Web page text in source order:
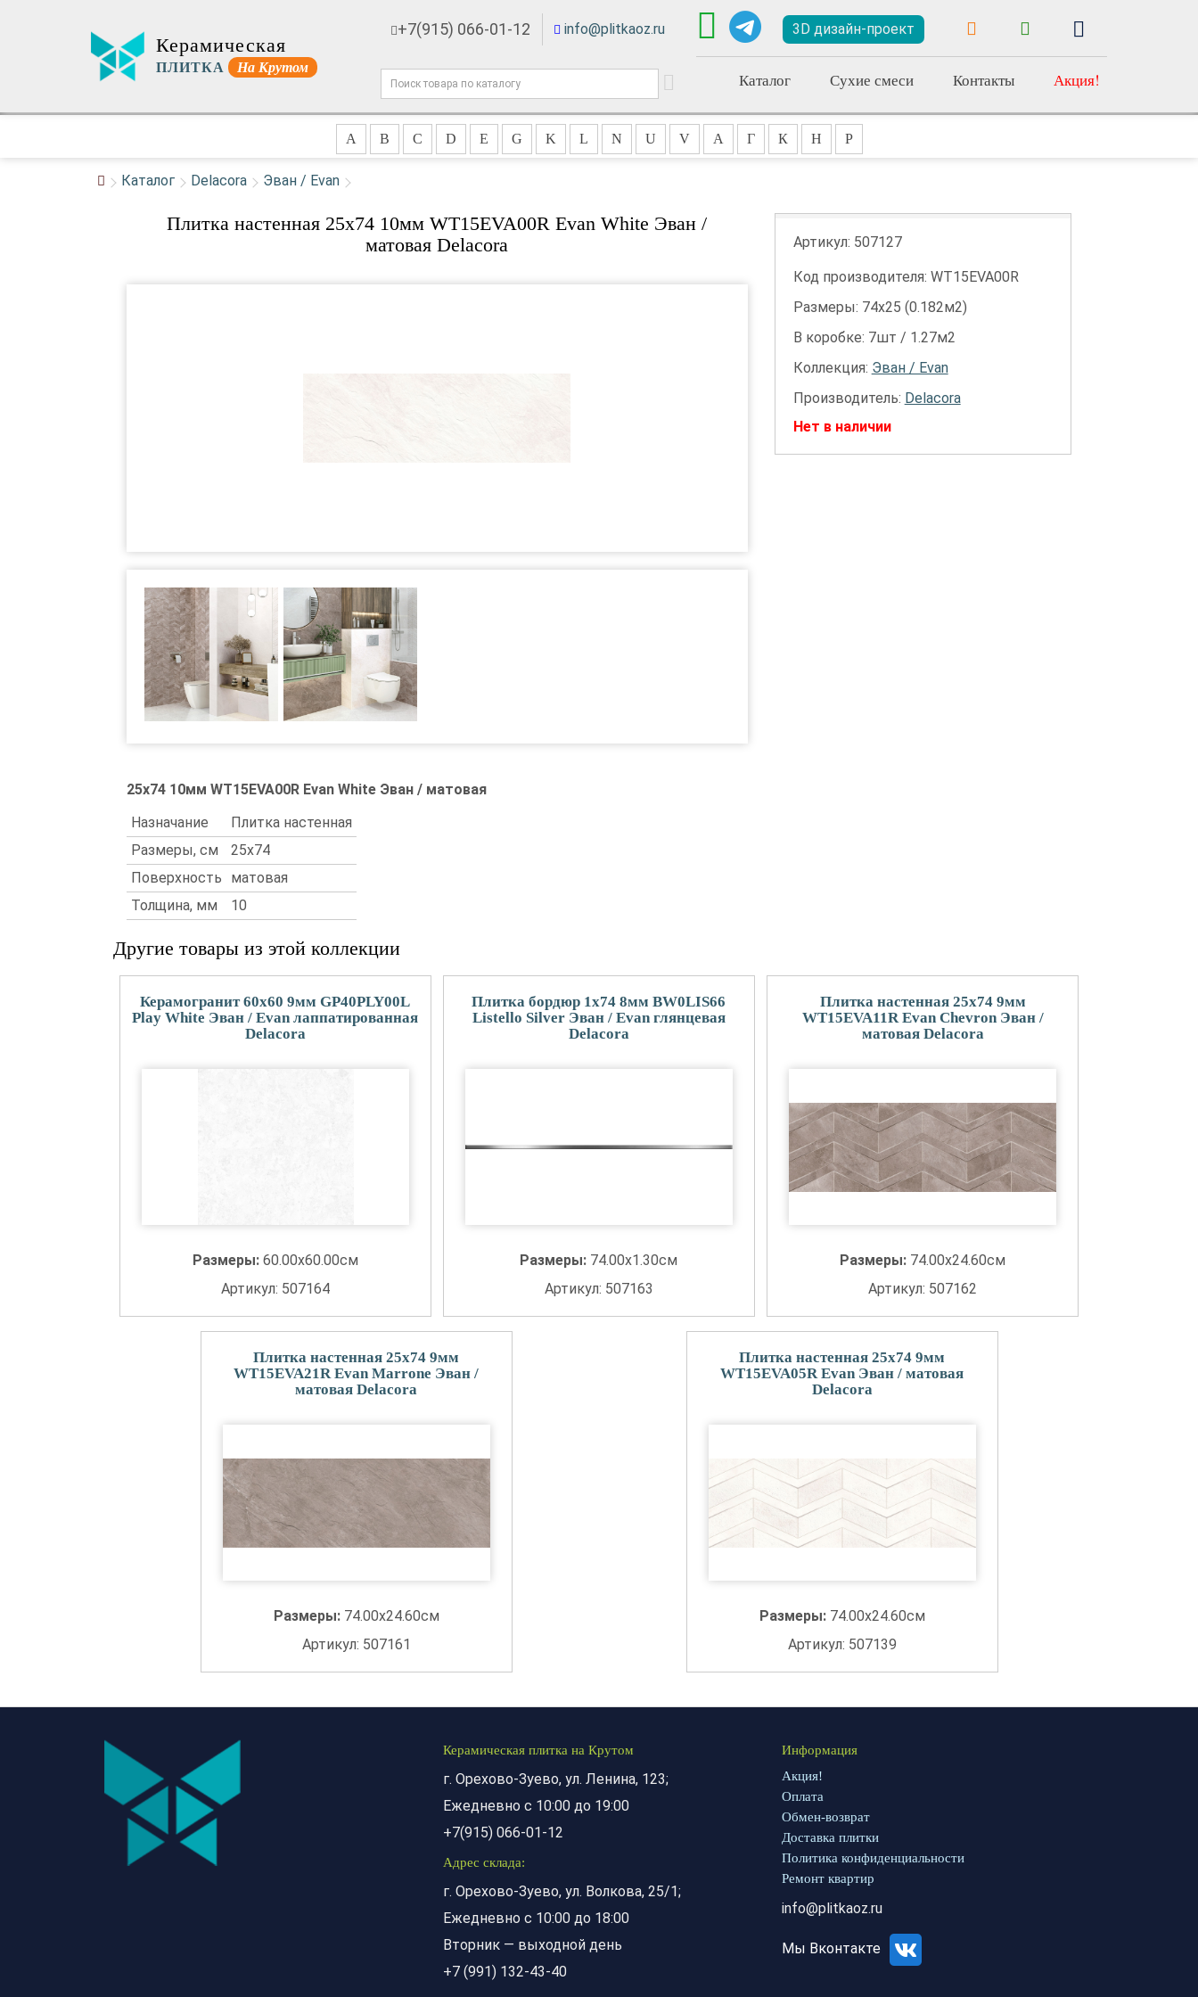
Керамическая
ПЛИТКА На Крутом
+7(915) 066-01-12 info@plitkaoz.ru 3D дизайн-проект
Каталог Сухие смеси Контакты Акция!
A B C D E G K L N U V А Г К Н Р
Каталог Delacora Эван / Evan
Плитка настенная 25x74 10мм WT15EVA00R Evan White Эван /
матовая Delacora
25x74 10мм WT15EVA00R Evan White Эван / матовая
Назначание
Плитка настенная
Размеры, см
25x74
Поверхность
матовая
Толщина, мм
10
Артикул: 507127
Код производителя: WT15EVA00R
Размеры: 74х25 (0.182м2)
В коробке: 7шт / 1.27м2
Коллекция: Эван / Evan
Производитель: Delacora
Нет в наличии
Другие товары из этой коллекции
Керамогранит 60x60 9мм GP40PLY00L
Play White Эван / Evan лаппатированная
Delacora
Размеры: 60.00x60.00см
Артикул: 507164
Плитка бордюр 1x74 8мм BW0LIS66
Listello Silver Эван / Evan глянцевая
Delacora
Размеры: 74.00x1.30см
Артикул: 507163
Плитка настенная 25x74 9мм
WT15EVA11R Evan Chevron Эван /
матовая Delacora
Размеры: 74.00x24.60см
Артикул: 507162
Плитка настенная 25x74 9мм
WT15EVA21R Evan Marrone Эван /
матовая Delacora
Размеры: 74.00x24.60см
Артикул: 507161
Плитка настенная 25x74 9мм
WT15EVA05R Evan Эван / матовая
Delacora
Размеры: 74.00x24.60см
Артикул: 507139
Керамическая плитка на Крутом
г. Орехово-Зуево, ул. Ленина, 123;
Ежедневно с 10:00 до 19:00
+7(915) 066-01-12
Адрес склада:
г. Орехово-Зуево, ул. Волкова, 25/1;
Ежедневно с 10:00 до 18:00
Вторник — выходной день
+7 (991) 132-43-40
Информация
Акция!
Оплата
Обмен-возврат
Доставка плитки
Политика конфиденциальности
Ремонт квартир
info@plitkaoz.ru
Мы Вконтакте